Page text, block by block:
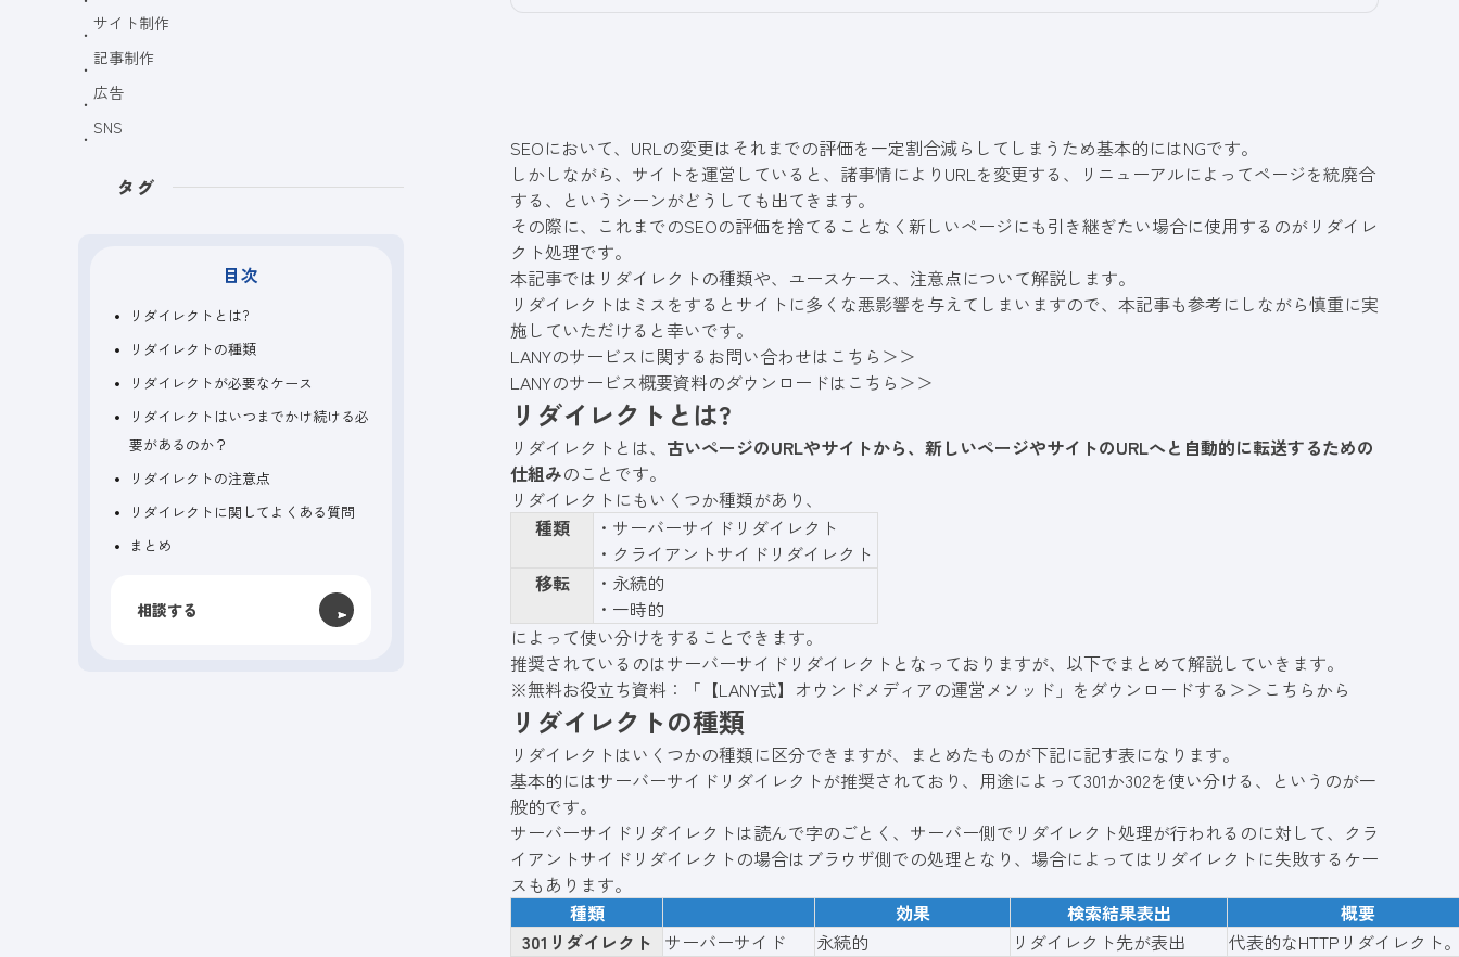
SEOにおいて、URLの変更はそれまでの評価を一定割合減らしてしまうため基本的にはNGです。
しかしながら、サイトを運営していると、諸事情によりURLを変更する、リニューアルによってページを統廃合
する、というシーンがどうしても出てきます。
その際に、これまでのSEOの評価を捨てることなく新しいページにも引き継ぎたい場合に使用するのがリダイレ
クト処理です。
本記事ではリダイレクトの種類や、ユースケース、注意点について解説します。
リダイレクトはミスをするとサイトに多くな悪影響を与えてしまいますので、本記事も参考にしながら慎重に実
施していただけると幸いです。
LANYのサービスに関するお問い合わせはこちら＞＞
LANYのサービス概要資料のダウンロードはこちら＞＞
リダイレクトとは?
リダイレクトとは、 古いページのURLやサイトから、新しいページやサイトのURLへと自動的に転送するための
仕組みのことです。
リダイレクトにもいくつか種類があり、
種類
・サーバーサイドリダイレクト
・クライアントサイドリダイレクト
移転
・永続的
・一時的
によって使い分けをすることできます。
推奨されているのはサーバーサイドリダイレクトとなっておりますが、以下でまとめて解説していきます。
※無料お役立ち資料：「【LANY式】オウンドメディアの運営メソッド」をダウンロードする＞＞ こちらから
リダイレクトの種類
リダイレクトはいくつかの種類に区分できますが、まとめたものが下記に記す表になります。
基本的にはサーバーサイドリダイレクトが推奨されており、用途によって301か302を使い分ける、というのが一
般的です。
サーバーサイドリダイレクトは読んで字のごとく、サーバー側でリダイレクト処理が行われるのに対して、クラ
イアントサイドリダイレクトの場合はブラウザ側での処理となり、場合によってはリダイレクトに失敗するケー
スもあります。
種類
効果 検索結果表出
概要
301リダイレクト サーバーサイド 永続的 リダイレクト先が表出
代表的なHTTPリダイレクト
サイト制作
記事制作
広告
SNS
タグ
目次
リダイレクトとは?
リダイレクトの種類
リダイレクトが必要なケース
リダイレクトはいつまでかけ続ける必
要があるのか？
リダイレクトの注意点
リダイレクトに関してよくある質問
まとめ
相談する